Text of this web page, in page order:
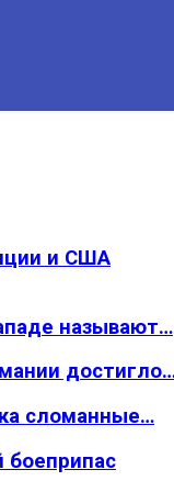
и США
называют…
сломанные…
боеприпас